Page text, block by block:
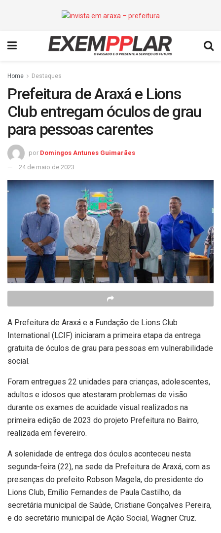
Home Destaques
Prefeitura de Araxá e Lions
Club entregam óculos de grau
para pessoas carentes
por Domingos Antunes Guimarães
24 de maio de 2023
A Prefeitura de Araxá e a Fundação de Lions Club
International (LCIF) iniciaram a primeira etapa da entrega
gratuita de óculos de grau para pessoas em vulnerabilidade
social.
Foram entregues 22 unidades para crianças, adolescentes,
adultos e idosos que atestaram problemas de visão
durante os exames de acuidade visual realizados na
primeira edição de 2023 do projeto Prefeitura no Bairro,
realizada em fevereiro.
A solenidade de entrega dos óculos aconteceu nesta
segunda-feira (22), na sede da Prefeitura de Araxá, com as
presenças do prefeito Robson Magela, do presidente do
Lions Club, Emílio Fernandes de Paula Castilho, da
secretária municipal de Saúde, Cristiane Gonçalves Pereira,
e do secretário municipal de Ação Social, Wagner Cruz.